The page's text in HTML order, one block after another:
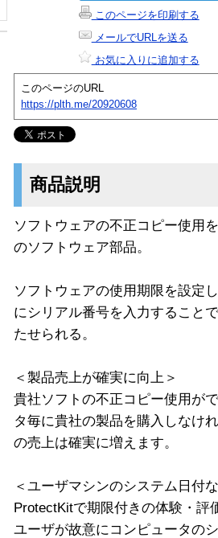
このページを印刷する
メールでURLを送る
お気に入りに追加する
このページのURL
https://plth.me/20920608
商品説明
ソフトウェアの不正コピー使用
のソフトウェア部品。
ソフトウェアの使用期限を設定
にシリアル番号を入力すること
たせられる。
＜製品売上が確実に向上＞
貴社ソフトの不正コピー使用が
タ毎に貴社の製品を購入しなけ
の売上は確実に増えます。
＜ユーザマシンのシステム日付
ProtectKitで期限付きの体験・評
ユーザが故意にコンピュータの